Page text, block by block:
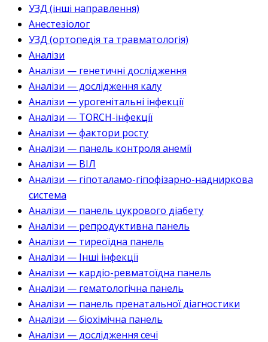
УЗД (інші направлення)
Анестезіолог
УЗД (ортопедія та травматологія)
Аналізи
Аналізи — генетичні дослідження
Аналізи — дослідження калу
Аналізи — урогенітальні інфекції
Аналізи — TORCH-інфекції
Аналізи — фактори росту
Аналізи — панель контроля анемії
Аналізи — ВІЛ
Аналізи — гіпоталамо-гіпофізарно-надниркова
система
Аналізи — панель цукрового діабету
Аналізи — репродуктивна панель
Аналізи — тиреоїдна панель
Аналізи — Інші інфекції
Аналізи — кардіо-ревматоїдна панель
Аналізи — гематологічна панель
Аналізи — панель пренатальної діагностики
Аналізи — біохімічна панель
Аналізи — дослідження сечі